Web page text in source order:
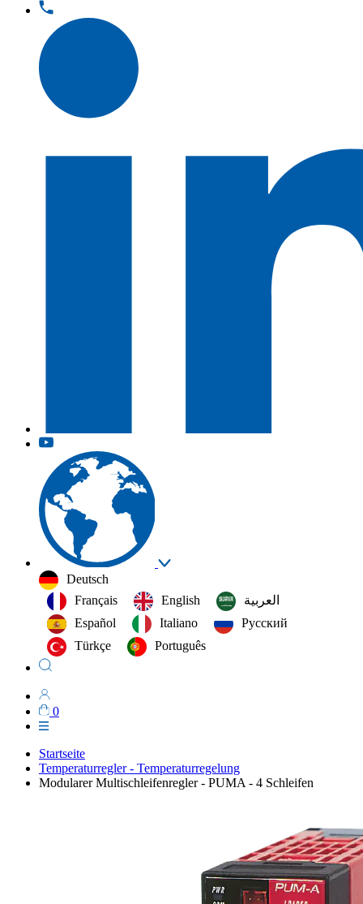
Deutsch
Français
English
العربية‏
Español
Italiano
Русский
Türkçe
Português
0
Startseite
Temperaturregler - Temperaturregelung
Modularer Multischleifenregler - PUMA - 4 Schleifen